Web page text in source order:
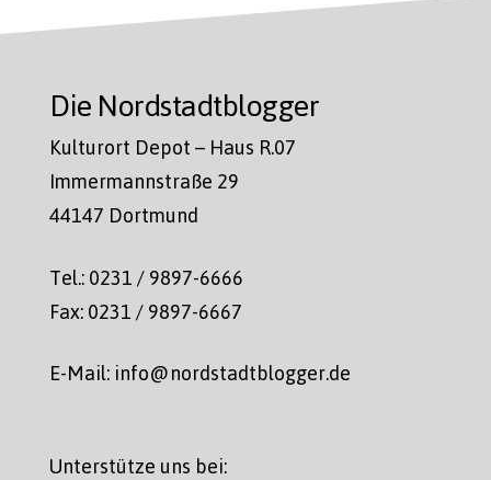
Die Nordstadtblogger
Kulturort Depot – Haus R.07
Immermannstraße 29
44147 Dortmund
Tel.: 0231 / 9897-6666
Fax: 0231 / 9897-6667
E-Mail: info@nordstadtblogger.de
Unterstütze uns bei: